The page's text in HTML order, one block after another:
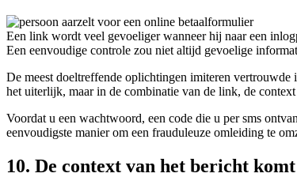
Een link wordt veel gevoeliger wanneer hij naar een
Een eenvoudige controle zou niet altijd gevoelige
De meest doeltreffende oplichtingen imiteren
het uiterlijk, maar in de combinatie van de link, de
Voordat u een wachtwoord, een code die u per sms
eenvoudigste manier om een frauduleuze omleiding te
10. De context van het bericht